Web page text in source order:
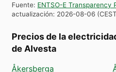
Fuente: ENTSO-E Transparency
actualización: 2026-08-06 (CEST
Precios de la
de Alvesta
Åkersberga